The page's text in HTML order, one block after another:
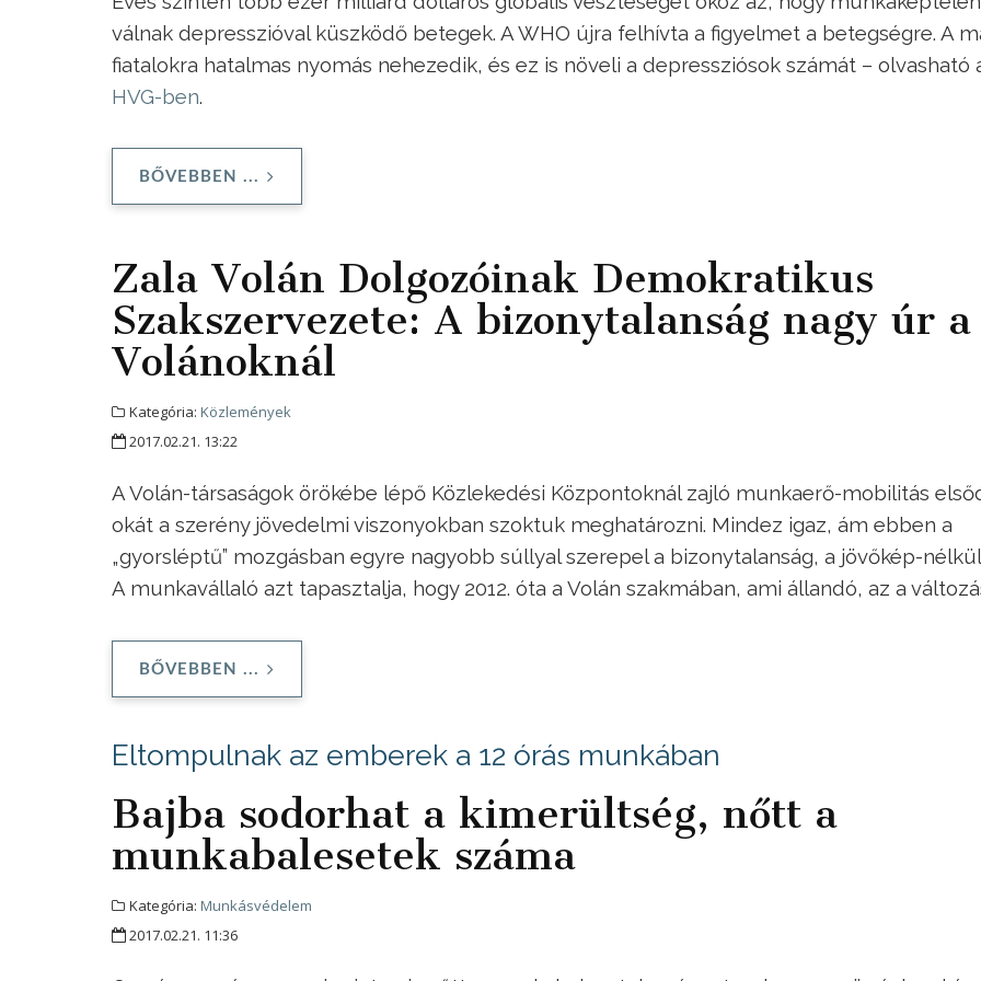
válnak depresszióval küszködő betegek. A WHO újra felhívta a figyelmet a betegségre. A
fiatalokra hatalmas nyomás nehezedik, és ez is növeli a depressziósok számát – olvasható
HVG-ben.
BŐVEBBEN ...
Zala Volán Dolgozóinak Demokratikus
Szakszervezete: A bizonytalanság nagy úr a
Volánoknál
Kategória: Közlemények
2017.02.21. 13:22
A Volán-társaságok örökébe lépő Közlekedési Központoknál zajló munkaerő-mobilitás
okát a szerény jövedelmi viszonyokban szoktuk meghatározni. Mindez igaz, ám ebben a
„gyorsléptű” mozgásban egyre nagyobb súllyal szerepel a bizonytalanság, a jövőkép-
A munkavállaló azt tapasztalja, hogy 2012. óta a Volán szakmában, ami állandó, az a
BŐVEBBEN ...
Eltompulnak az emberek a 12 órás munkában
Bajba sodorhat a kimerültség, nőtt a
munkabalesetek száma
Kategória: Munkásvédelem
2017.02.21. 11:36